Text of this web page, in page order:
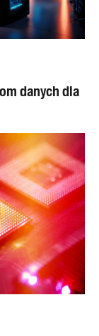
danych dla